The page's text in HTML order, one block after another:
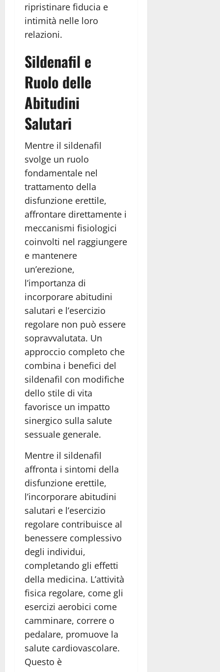
ripristinare fiducia e
intimità nelle loro
relazioni.
Sildenafil e
Ruolo delle
Abitudini
Salutari
Mentre il sildenafil
svolge un ruolo
fondamentale nel
trattamento della
disfunzione erettile,
affrontare direttamente i
meccanismi fisiologici
coinvolti nel raggiungere
e mantenere
un’erezione,
l’importanza di
incorporare abitudini
salutari e l’esercizio
regolare non può essere
sopravvalutata. Un
approccio completo che
combina i benefici del
sildenafil con modifiche
dello stile di vita
favorisce un impatto
sinergico sulla salute
sessuale generale.
Mentre il sildenafil
affronta i sintomi della
disfunzione erettile,
l’incorporare abitudini
salutari e l’esercizio
regolare contribuisce al
benessere complessivo
degli individui,
completando gli effetti
della medicina. L’attività
fisica regolare, come gli
esercizi aerobici come
camminare, correre o
pedalare, promuove la
salute cardiovascolare.
Questo è